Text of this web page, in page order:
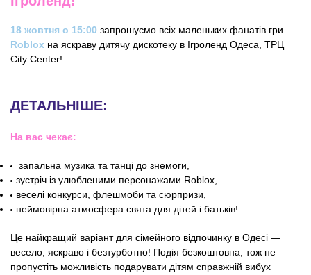
18 жовтня о 15:00 запрошуємо всіх маленьких фанатів гри
Roblox на яскраву дитячу дискотеку в Ігроленд Одеса, ТРЦ
City Center!
ДЕТАЛЬНІШЕ:
На вас чекає:
запальна музика та танці до знемоги,
зустріч із улюбленими персонажами Roblox,
веселі конкурси, флешмоби та сюрпризи,
неймовірна атмосфера свята для дітей і батьків!
Це найкращий варіант для сімейного відпочинку в Одесі —
весело, яскраво і безтурботно! Подія безкоштовна, тож не
пропустіть можливість подарувати дітям справжній вибух